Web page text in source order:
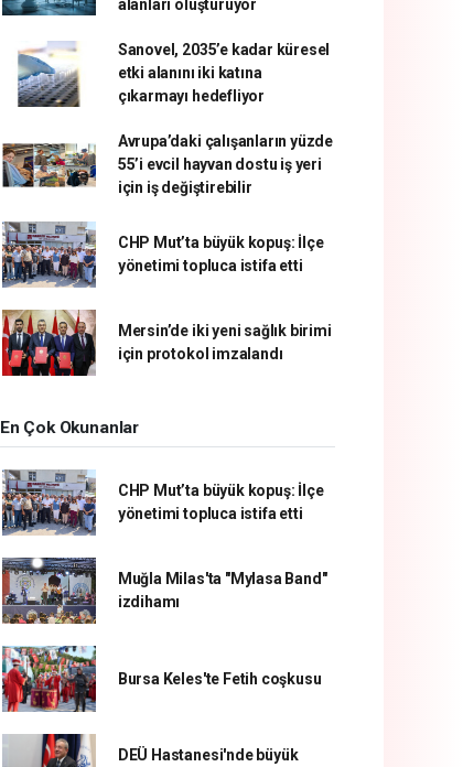
alanları oluşturuyor
Sanovel, 2035’e kadar küresel
etki alanını iki katına
çıkarmayı hedefliyor
Avrupa’daki çalışanların yüzde
55’i evcil hayvan dostu iş yeri
için iş değiştirebilir
CHP Mut’ta büyük kopuş: İlçe
yönetimi topluca istifa etti
Mersin’de iki yeni sağlık birimi
için protokol imzalandı
En Çok Okunanlar
CHP Mut’ta büyük kopuş: İlçe
yönetimi topluca istifa etti
Muğla Milas'ta "Mylasa Band"
izdihamı
Bursa Keles'te Fetih coşkusu
DEÜ Hastanesi'nde büyük